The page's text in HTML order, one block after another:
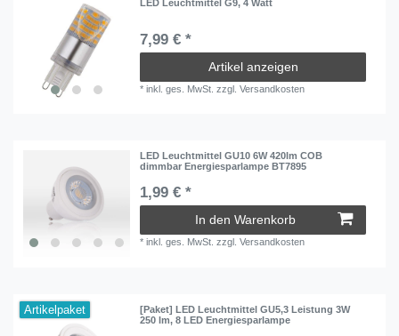
LED Leuchtmittel G9, 4 Watt
7,99 € *
Artikel anzeigen
*inkl. ges. MwSt. zzgl.Versandkosten
LED Leuchtmittel GU10 6W 420lm COB
dimmbar Energiesparlampe BT7895
1,99 € *
In den Warenkorb
*inkl. ges. MwSt. zzgl.Versandkosten
Artikelpaket
[Paket] LED Leuchtmittel GU5,3 Leistung 3W
250 lm, 8 LED Energiesparlampe